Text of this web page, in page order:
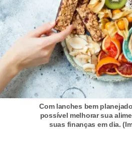
Com lanches bem
possível melhorar sua
suas finanças em dia.
s
d
e